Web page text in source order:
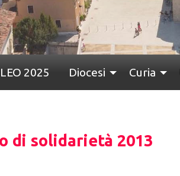
2025 Diocesi Curia
di solidarietà 2013